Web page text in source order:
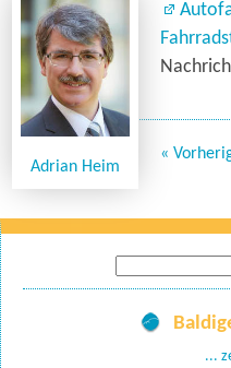
Adrian Heim
«
nach:
...